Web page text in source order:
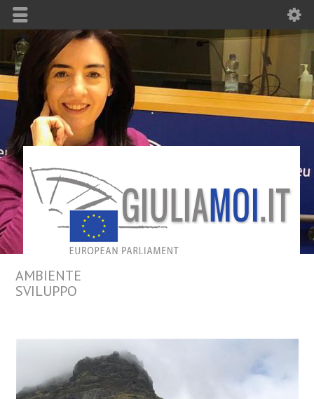
AMBIENTE
SVILUPPO